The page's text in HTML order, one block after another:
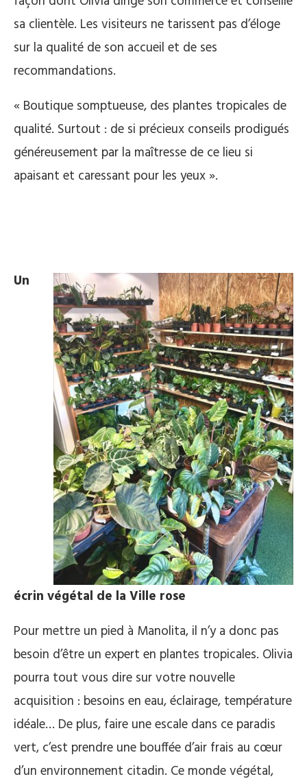
sa clientèle. Les visiteurs ne tarissent pas d’éloge
sur la qualité de son accueil et de ses
recommandations.
« Boutique somptueuse, des plantes tropicales de
qualité. Surtout : de si précieux conseils prodigués
généreusement par la maîtresse de ce lieu si
apaisant et caressant pour les yeux ».
Un
écrin végétal de la Ville rose
Pour mettre un pied à Manolita, il n’y a donc pas
besoin d’être un expert en plantes tropicales. Olivia
pourra tout vous dire sur votre nouvelle
acquisition : besoins en eau, éclairage, température
idéale… De plus, faire une escale dans ce paradis
vert, c’est prendre une bouffée d’air frais au cœur
d’un environnement citadin. Ce monde végétal,